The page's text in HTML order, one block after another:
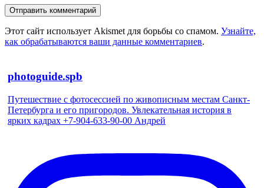
Этот сайт использует Akismet для борьбы со спамом. Узнайте,
как обрабатываются ваши данные комментариев.
photoguide.spb
Путешествие с фотосессией по живописным местам Санкт-
Петербурга и его пригородов. Увлекательная история в
ярких кадрах +7-904-633-90-00 Андрей